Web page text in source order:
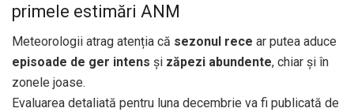
primele estimări ANM
Meteorologii atrag atenția că sezonul rece ar putea aduce
episoade de ger intens și zăpezi abundente, chiar și în
zonele joase.
Evaluarea detaliată pentru luna decembrie va fi publicată de